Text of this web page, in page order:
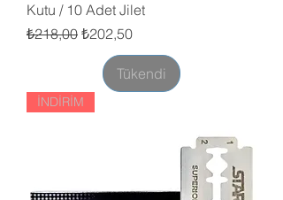
Kutu / 10 Adet Jilet
Normal Fiyat
₺218,00 İndirimli Fiyat
₺202,50
Tükendi
İNDİRİM